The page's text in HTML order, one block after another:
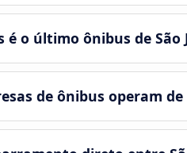
é o último ônibus de São
de ônibus operam de